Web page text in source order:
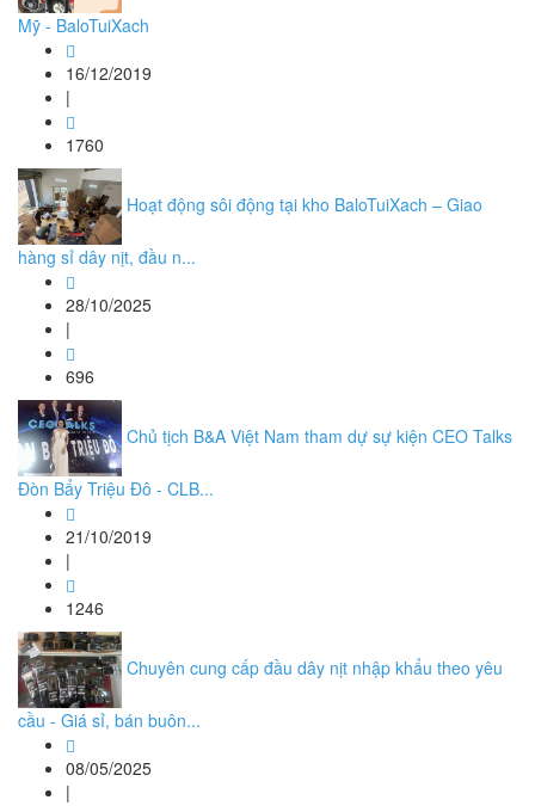
Mỹ - BaloTuiXach
16/12/2019
|
1760
Hoạt động sôi động tại kho BaloTuiXach – Giao
hàng sỉ dây nịt, đầu n...
28/10/2025
|
696
Chủ tịch B&A Việt Nam tham dự sự kiện CEO Talks
Đòn Bẩy Triệu Đô - CLB...
21/10/2019
|
1246
Chuyên cung cấp đầu dây nịt nhập khẩu theo yêu
cầu - Giá sỉ, bán buôn...
08/05/2025
|